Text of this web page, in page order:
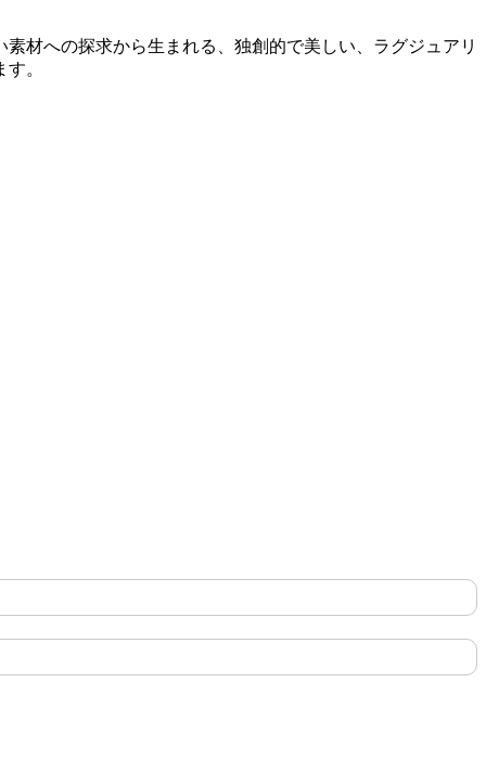
材への探求から生まれる、独創的で美しい、ラグジュアリ
。